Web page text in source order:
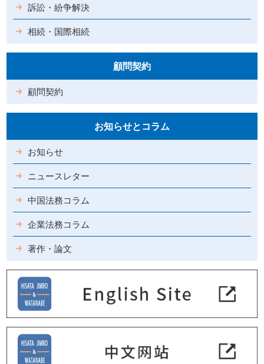
訴訟・紛争解決
相続・国際相続
顧問契約
顧問契約
お知らせとコラム
お知らせ
ニュースレター
中国法務コラム
企業法務コラム
著作・論文